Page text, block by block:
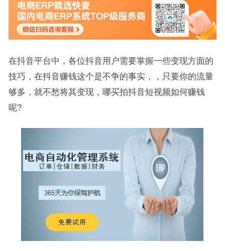
在抖音平台中，各位抖音用户需要掌握一些变现方面的
技巧，在抖音赚钱这个是不争的事实，，只要你的流量
够多，就不愁将其变现，哪买拍抖音短视频如何赚钱
呢?